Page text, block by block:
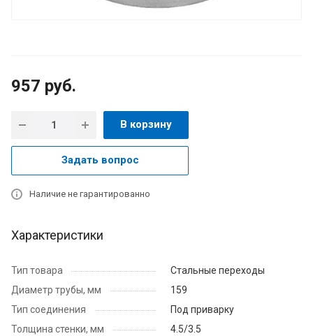
957 руб.
В корзину
Задать вопрос
Наличие не гарантированно
Характеристики
Тип товара
Стальные переходы
Диаметр трубы, мм
159
Тип соединения
Под приварку
Толщина стенки, мм
4.5/3.5